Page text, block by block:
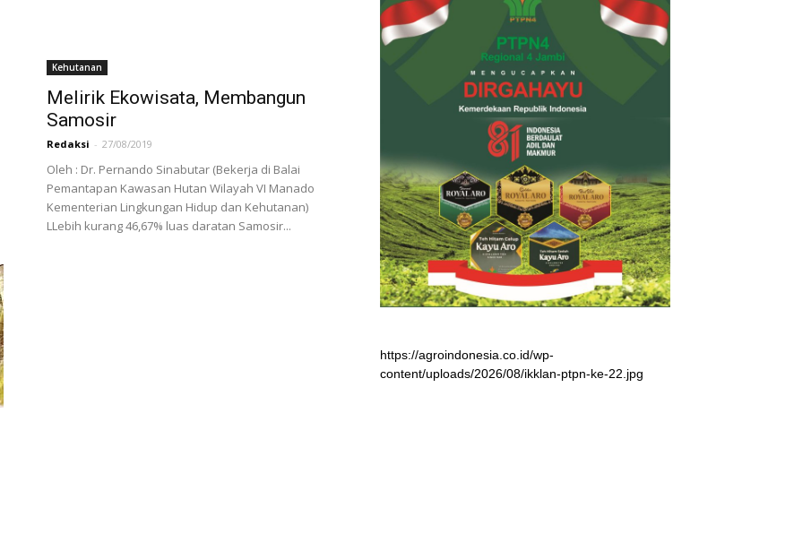
Kehutanan
Melirik Ekowisata, Membangun
Samosir
Redaksi - 27/08/2019
Oleh : Dr. Pernando Sinabutar (Bekerja di Balai
Pemantapan Kawasan Hutan Wilayah VI Manado
Kementerian Lingkungan Hidup dan Kehutanan)
LLebih kurang 46,67% luas daratan Samosir...
https://agroindonesia.co.id/wp-
content/uploads/2026/08/ikklan-ptpn-ke-22.jpg